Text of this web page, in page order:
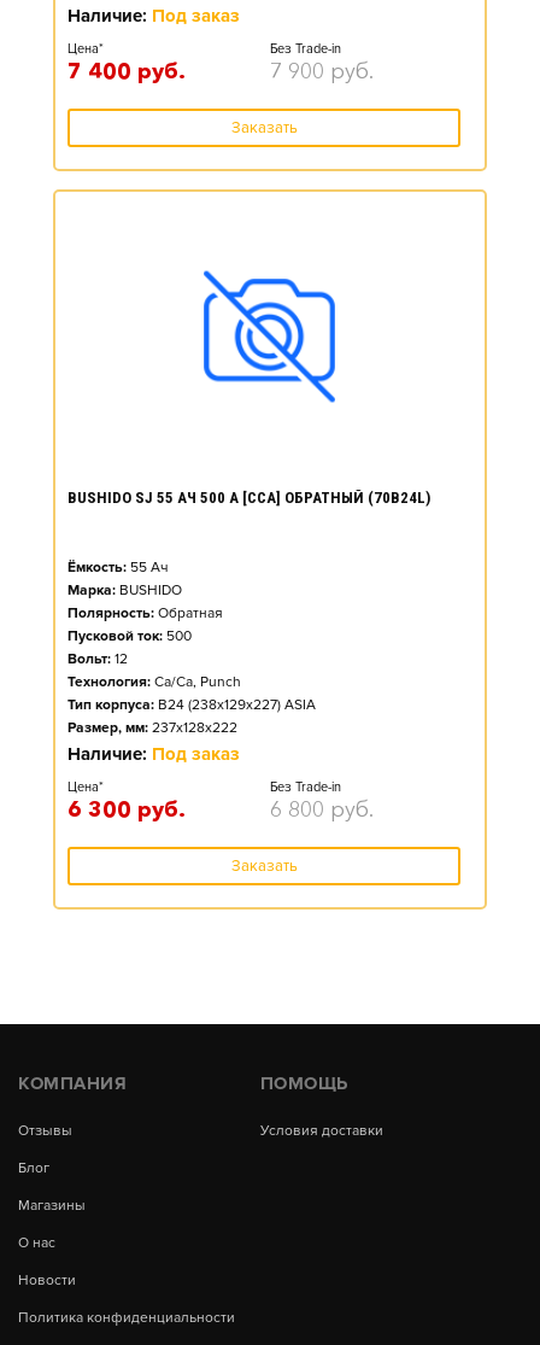
Наличие: Под заказ
Цена*
7 400 руб.
Без Trade-in
7 900 руб.
Заказать
BUSHIDO SJ 55 АЧ 500 А [CCA] ОБРАТНЫЙ (70B24L)
Ёмкость: 55 Ач
Марка: BUSHIDO
Полярность: Обратная
Пусковой ток: 500
Вольт: 12
Технология: Ca/Ca, Punch
Тип корпуса: B24 (238x129x227) ASIA
Размер, мм: 237x128x222
Наличие: Под заказ
Цена*
6 300 руб.
Без Trade-in
6 800 руб.
Заказать
КОМПАНИЯ
Отзывы
Блог
Магазины
О нас
Новости
Политика конфиденциальности
ПОМОЩЬ
Условия доставки